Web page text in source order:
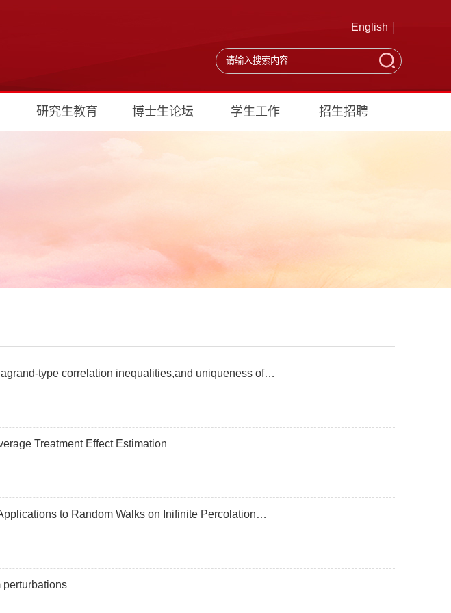
English
研究生教育 博士生论坛 学生工作 招生招聘
type correlation inequalities,and uniqueness of…
Treatment Effect Estimation
to Random Walks on Inifinite Percolation…
perturbations